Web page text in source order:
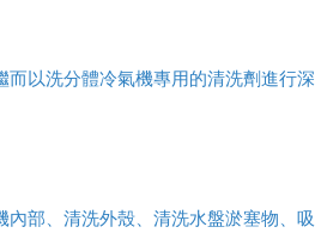
以洗分體冷氣機專用的清洗劑進行深
部、清洗外殼、清洗水盤淤塞物、吸